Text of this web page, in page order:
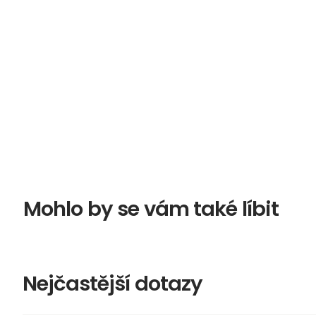
Mohlo by se vám také líbit
Nejčastější dotazy